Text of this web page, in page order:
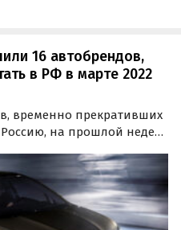
16 автобрендов,
в РФ в марте 2022
временно прекративших
на прошлой неделе
и Lamborghini.